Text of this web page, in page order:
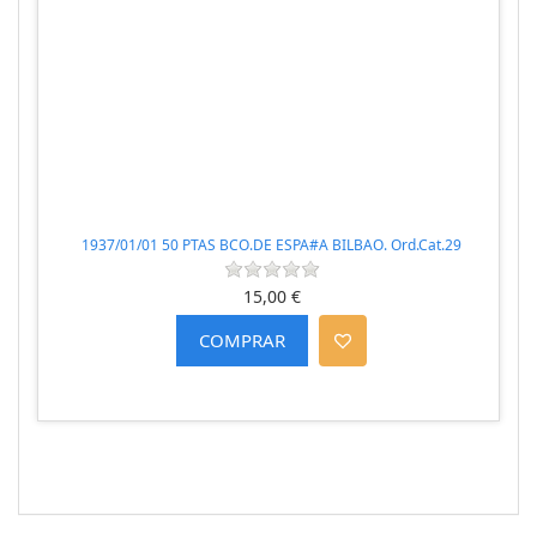
1937/01/01 50 PTAS BCO.DE ESPA#A BILBAO. Ord.Cat.29
15,00 €